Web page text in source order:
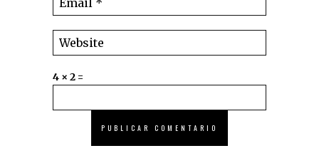
4 × 2 =